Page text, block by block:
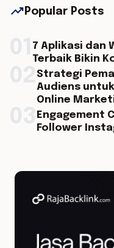
trending_up Popular Posts
7 Aplikasi dan
Terbaik Bikin
Strategi
Audiens
Online
Engagement
Follower